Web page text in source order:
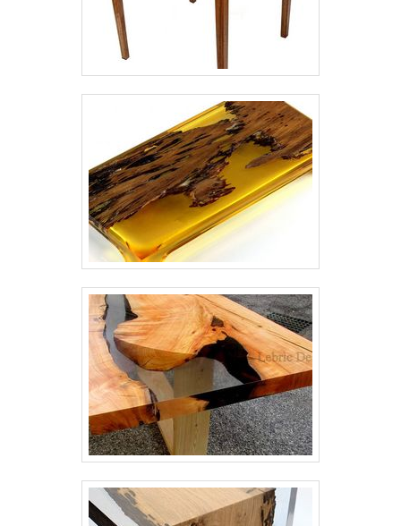
evitam fissuras devido dilatação e retração do
serviços de acabamento do concreto e pintura
e Revestimentos de alto desempenho (Piso
também faz parte do nosso rol de atividades, a
execução das juntas do piso e lábios poliméricos
são de extrema importância em projetos de
Pisos industrias com alta capacidade de carga.